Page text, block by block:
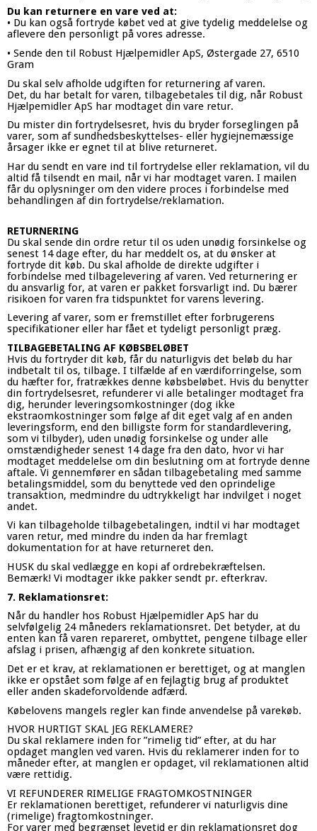
Du kan returnere en vare ved at:
• Du kan også fortryde købet ved at give tydelig meddelelse og
aflevere den personligt på vores adresse.
• Sende den til Robust Hjælpemidler ApS, Østergade 27, 6510
Gram
Du skal selv afholde udgiften for returnering af varen.
Det, du har betalt for varen, tilbagebetales til dig, når Robust
Hjælpemidler ApS har modtaget din vare retur.
Du mister din fortrydelsesret, hvis du bryder forseglingen på
varer, som af sundhedsbeskyttelses- eller hygiejnemæssige
årsager ikke er egnet til at blive returneret.
Har du sendt en vare ind til fortrydelse eller reklamation, vil du
altid få tilsendt en mail, når vi har modtaget varen. I mailen
får du oplysninger om den videre proces i forbindelse med
behandlingen af din fortrydelse/reklamation.
RETURNERING
Du skal sende din ordre retur til os uden unødig forsinkelse og
senest 14 dage efter, du har meddelt os, at du ønsker at
fortryde dit køb. Du skal afholde de direkte udgifter i
forbindelse med tilbagelevering af varen. Ved returnering er
du ansvarlig for, at varen er pakket forsvarligt ind. Du bærer
risikoen for varen fra tidspunktet for varens levering.
Levering af varer, som er fremstillet efter forbrugerens
specifikationer eller har fået et tydeligt personligt præg.
TILBAGEBETALING AF KØBSBELØBET
Hvis du fortryder dit køb, får du naturligvis det beløb du har
indbetalt til os, tilbage. I tilfælde af en værdiforringelse, som
du hæfter for, fratrækkes denne købsbeløbet. Hvis du benytter
din fortrydelsesret, refunderer vi alle betalinger modtaget fra
dig, herunder leveringsomkostninger (dog ikke
ekstraomkostninger som følge af dit eget valg af en anden
leveringsform, end den billigste form for standardlevering,
som vi tilbyder), uden unødig forsinkelse og under alle
omstændigheder senest 14 dage fra den dato, hvor vi har
modtaget meddelelse om din beslutning om at fortryde denne
aftale. Vi gennemfører en sådan tilbagebetaling med samme
betalingsmiddel, som du benyttede ved den oprindelige
transaktion, medmindre du udtrykkeligt har indvilget i noget
andet.
Vi kan tilbageholde tilbagebetalingen, indtil vi har modtaget
varen retur, med mindre du inden da har fremlagt
dokumentation for at have returneret den.
HUSK du skal vedlægge en kopi af ordrebekræftelsen.
Bemærk! Vi modtager ikke pakker sendt pr. efterkrav.
7. Reklamationsret:
Når du handler hos Robust Hjælpemidler ApS har du
selvfølgelig 24 måneders reklamationsret. Det betyder, at du
enten kan få varen repareret, ombyttet, pengene tilbage eller
afslag i prisen, afhængig af den konkrete situation.
Det er et krav, at reklamationen er berettiget, og at manglen
ikke er opstået som følge af en fejlagtig brug af produktet
eller anden skadeforvoldende adfærd.
Købelovens mangels regler kan finde anvendelse på varekøb.
HVOR HURTIGT SKAL JEG REKLAMERE?
Du skal reklamere inden for ”rimelig tid” efter, at du har
opdaget manglen ved varen. Hvis du reklamerer inden for to
måneder efter, at manglen er opdaget, vil reklamationen altid
være rettidig.
VI REFUNDERER RIMELIGE FRAGTOMKOSTNINGER
Er reklamationen berettiget, refunderer vi naturligvis dine
(rimelige) fragtomkostninger.
For varer med begrænset levetid er din reklamationsret dog